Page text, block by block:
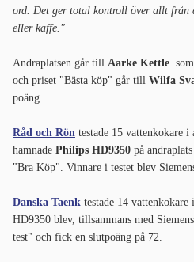
ord. Det ger total kontroll över allt
eller kaffe."
Andraplatsen går till Aarke Kettle
och priset "Bästa köp" går till Wilfa
poäng.
Råd och Rön testade 15 vattenkokare i
hamnade Philips HD9350 på
"Bra Köp". Vinnare i testet blev
Danska Taenk testade 14
HD9350 blev, tillsammans med
test" och fick en slutpoäng på 72.